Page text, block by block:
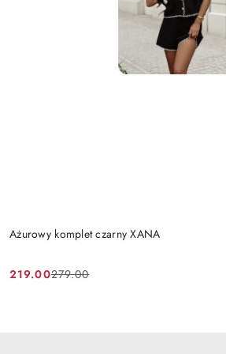
Ażurowy komplet czarny XANA
Cena
219.00
Cena
279.00